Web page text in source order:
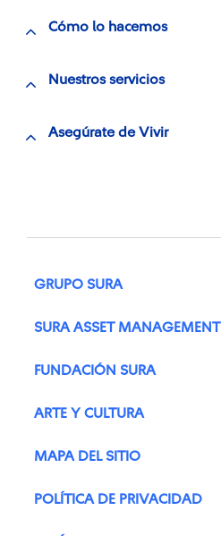
Cómo lo hacemos
Nuestros servicios
Asegúrate de Vivir
GRUPO SURA
SURA ASSET MANAGEMENT
FUNDACIÓN SURA
ARTE Y CULTURA
MAPA DEL SITIO
POLÍTICA DE PRIVACIDAD